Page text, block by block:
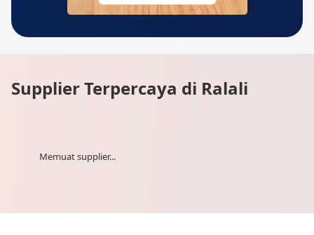
Supplier Terpercaya di Ralali
Memuat supplier...